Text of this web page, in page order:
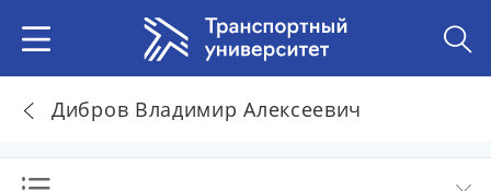
Дибров Владимир Алексеевич